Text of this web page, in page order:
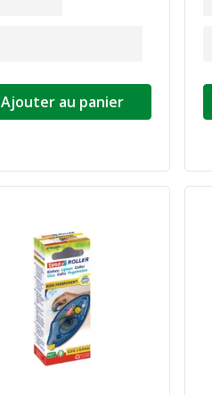
Ajouter au panier